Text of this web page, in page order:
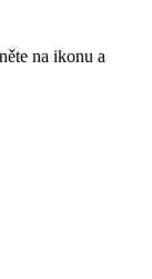
na ikonu a